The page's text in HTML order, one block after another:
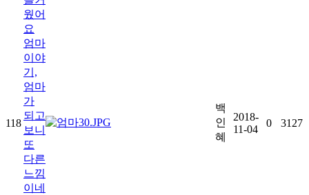
웠어
요
118
엄마
이야
기,
엄마
가
되고
보니
또
다른
느낌
이네
백
인
혜
2018-
11-04
0 3127